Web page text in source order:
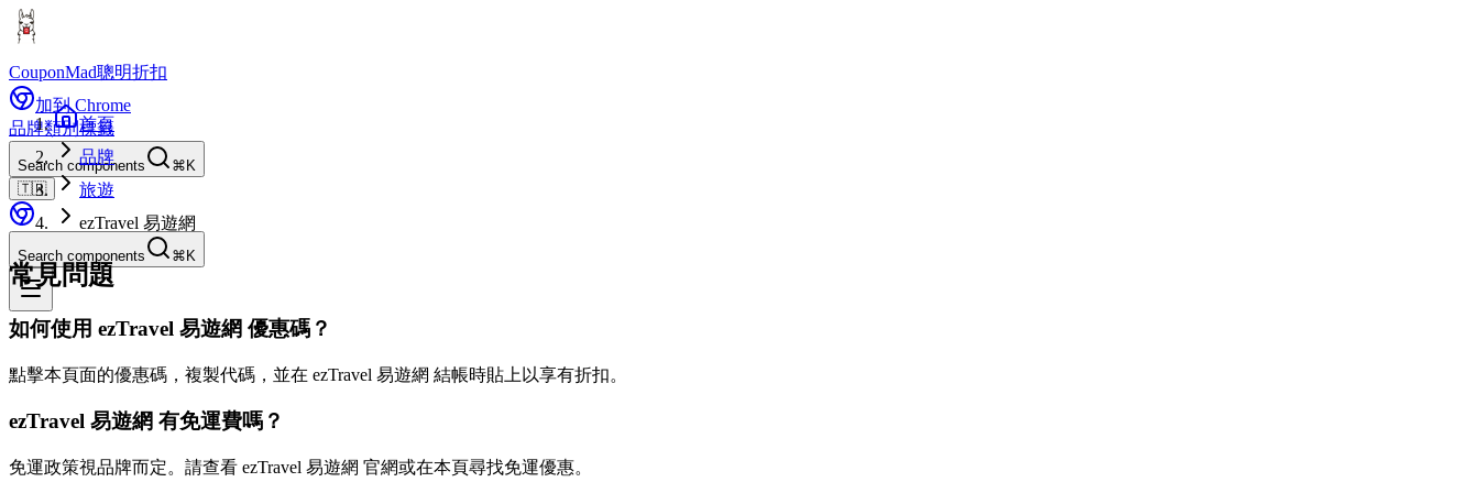
CouponMad聰明折扣
加到 Chrome
品牌類別標籤
Search components
⌘K
🇹🇼
Search components ⌘K
首頁
品牌
旅遊
ezTravel 易遊網
常見問題
如何使用 ezTravel 易遊網 優惠碼？
點擊本頁面的優惠碼，複製代碼，並在 ezTravel 易遊網 結帳時貼上以享有折扣。
ezTravel 易遊網 有免運費嗎？
免運政策視品牌而定。請查看 ezTravel 易遊網 官網或在本頁尋找免運優惠。